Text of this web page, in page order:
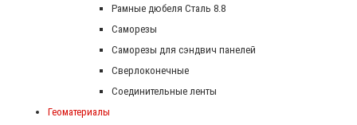
Рамные дюбеля Сталь 8.8
Саморезы
Саморезы для сэндвич панелей
Сверлоконечные
Соединительные ленты
Геоматериалы